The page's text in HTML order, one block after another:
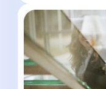
Confirmé
Béziers( )